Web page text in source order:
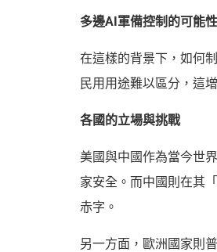
多邊AI軍備控制的可能性
在這樣的背景下，如何
民用用途難以區分，這
各國的立場與挑戰
美國與中國作為當今世
家安全。而中國則在其
赤字。
另一方面，歐洲國家則